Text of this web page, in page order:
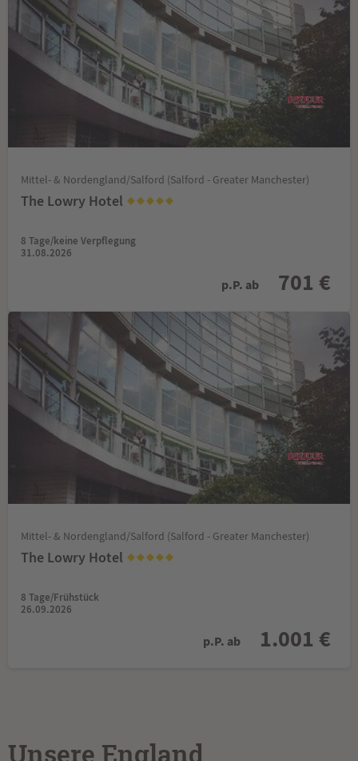
Mittel- & Nordengland/Salford (Salford - Greater Manchester)
The Lowry Hotel
8 Tage/keine Verpflegung
31.08.2026
p.P. ab 701 €
Mittel- & Nordengland/Salford (Salford - Greater Manchester)
The Lowry Hotel
8 Tage/Frühstück
26.09.2026
p.P. ab 1.001 €
Unsere England